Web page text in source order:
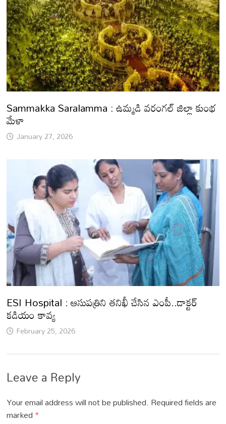
Sammakka Saralamma : ఉమ్మడి వరంగల్ జిల్లా కుంభ
మేళా
January 27, 2026
ESI Hospital : ఆసుపత్రిని తనిఖీ చేసిన ఎంపీ..డాక్టర్
కడియం కావ్య
February 25, 2026
Leave a Reply
Your email address will not be published. Required fields are
marked*